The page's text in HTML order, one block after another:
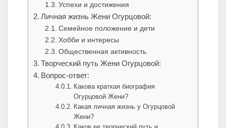
Успехи и достижения
Личная жизнь Жени Огурцовой:
Семейное положение и дети
Хобби и интересы
Общественная активность
Творческий путь Жени Огурцовой:
Вопрос-ответ:
Какова краткая биография
Огурцовой Жени?
Какая личная жизнь у Огурцовой
Жени?